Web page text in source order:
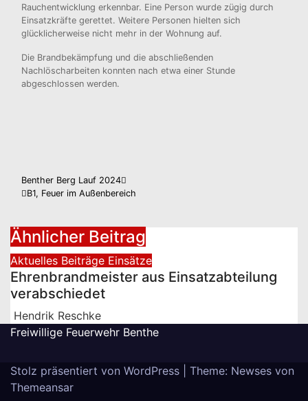
Rauchentwicklung erkennbar. Eine Person wurde zügig durch
Einsatzkräfte gerettet. Weitere Personen hielten sich
glücklicherweise nicht mehr in der Wohnung auf.
Die Brandbekämpfung und die abschließenden
Nachlöscharbeiten konnten nach etwa einer Stunde
abgeschlossen werden.
Beitragsnavigation
Benther Berg Lauf 2024
B1, Feuer im Außenbereich
Ähnlicher Beitrag
Aktuelles Beiträge Einsätze
Ehrenbrandmeister aus Einsatzabteilung
verabschiedet
Hendrik Reschke
Freiwillige Feuerwehr Benthe
Stolz präsentiert von WordPress
Theme: Newses von
Themeansar